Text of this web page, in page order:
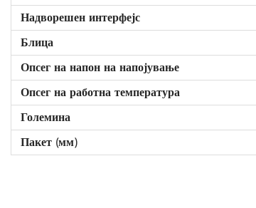
Надворешен интерфејс
Блица
Опсег на напон на напојување
Опсег на работна температура
Големина
Пакет (мм)